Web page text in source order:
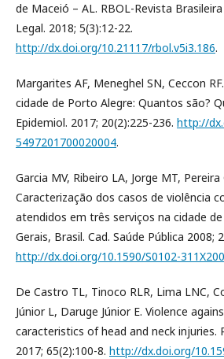
de Maceió – AL. RBOL-Revista
Legal. 2018; 5(3):12-22.
http://dx.doi.org/10.21117/rbol.v5i3.186.
Margarites AF, Meneghel SN, Ceccon
cidade de Porto Alegre: Quantos são?
Epidemiol. 2017; 20(2):225-236. http://
5497201700020004.
Garcia MV, Ribeiro LA, Jorge MT, Pereira
Caracterização dos casos de violência
atendidos em três serviços na cidade
Gerais, Brasil. Cad. Saúde Pública 2008;
http://dx.doi.org/10.1590/S0102-
De Castro TL, Tinoco RLR, Lima LNC,
Júnior L, Daruge Júnior E. Violence
caracteristics of head and neck injuries.
2017; 65(2):100-8. http://dx.doi.org/